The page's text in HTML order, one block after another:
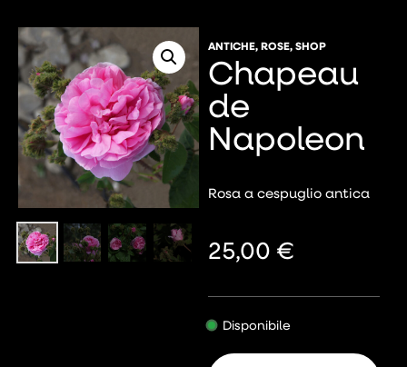
ANTICHE,ROSE,SHOP
Chapeau
de
Napoleon
Rosa a cespuglio antica
25,00 €
Disponibile